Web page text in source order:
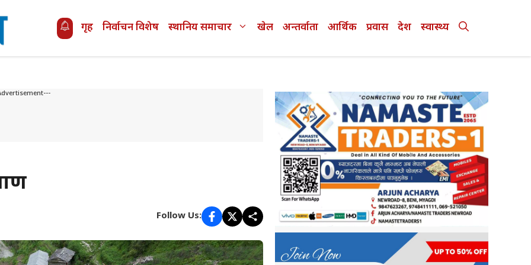
गृह निर्वाचन विशेष स्थानिय समाचार खेल अन्तर्वाता आर्थिक प्रवास देश स्वास्थ्य
Follow Us: